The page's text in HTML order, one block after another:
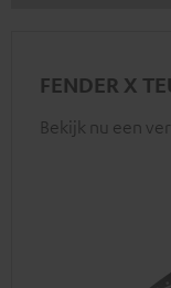
FENDER X
Bekijk nu een